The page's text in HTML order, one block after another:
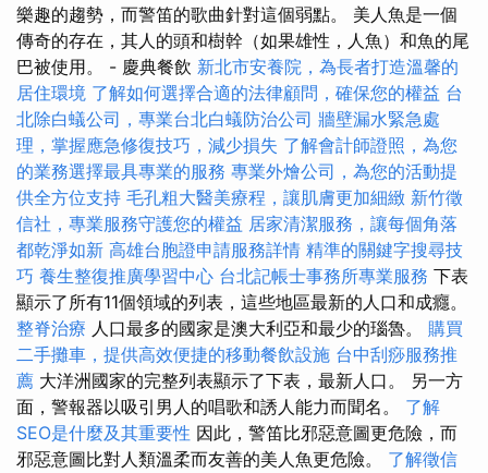
樂趣的趨勢，而警笛的歌曲針對這個弱點。 美人魚是一個
傳奇的存在，其人的頭和樹幹（如果雄性，人魚）和魚的尾
巴被使用。 - 慶典餐飲 新北市安養院，為長者打造溫馨的
居住環境 了解如何選擇合適的法律顧問，確保您的權益 台
北除白蟻公司，專業台北白蟻防治公司 牆壁漏水緊急處
理，掌握應急修復技巧，減少損失 了解會計師證照，為您
的業務選擇最具專業的服務 專業外燴公司，為您的活動提
供全方位支持 毛孔粗大醫美療程，讓肌膚更加細緻 新竹徵
信社，專業服務守護您的權益 居家清潔服務，讓每個角落
都乾淨如新 高雄台胞證申請服務詳情 精準的關鍵字搜尋技
巧 養生整復推廣學習中心 台北記帳士事務所專業服務 下表
顯示了所有11個領域的列表，這些地區最新的人口和成癮。
整脊治療 人口最多的國家是澳大利亞和最少的瑙魯。 購買
二手攤車，提供高效便捷的移動餐飲設施 台中刮痧服務推
薦 大洋洲國家的完整列表顯示了下表，最新人口。 另一方
面，警報器以吸引男人的唱歌和誘人能力而聞名。 了解
SEO是什麼及其重要性 因此，警笛比邪惡意圖更危險，而
邪惡意圖比對人類溫柔而友善的美人魚更危險。 了解徵信